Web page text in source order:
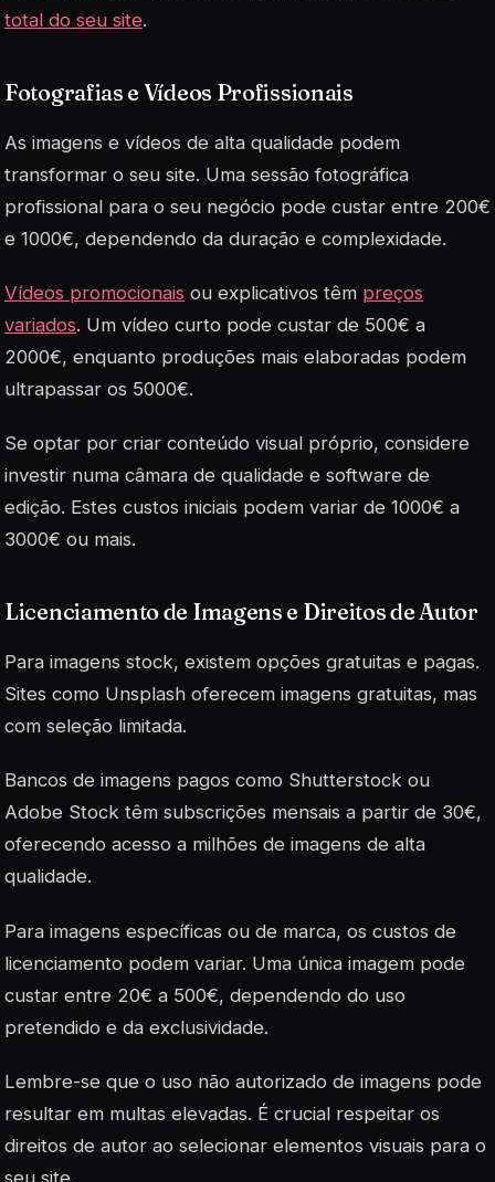
total do seu site.
Fotografias e Vídeos Profissionais
As imagens e vídeos de alta qualidade podem
transformar o seu site. Uma sessão fotográfica
profissional para o seu negócio pode custar entre 200€
e 1000€, dependendo da duração e complexidade.
Vídeos promocionais ou explicativos têm preços
variados. Um vídeo curto pode custar de 500€ a
2000€, enquanto produções mais elaboradas podem
ultrapassar os 5000€.
Se optar por criar conteúdo visual próprio, considere
investir numa câmara de qualidade e software de
edição. Estes custos iniciais podem variar de 1000€ a
3000€ ou mais.
Licenciamento de Imagens e Direitos de Autor
Para imagens stock, existem opções gratuitas e pagas.
Sites como Unsplash oferecem imagens gratuitas, mas
com seleção limitada.
Bancos de imagens pagos como Shutterstock ou
Adobe Stock têm subscrições mensais a partir de 30€,
oferecendo acesso a milhões de imagens de alta
qualidade.
Para imagens específicas ou de marca, os custos de
licenciamento podem variar. Uma única imagem pode
custar entre 20€ a 500€, dependendo do uso
pretendido e da exclusividade.
Lembre-se que o uso não autorizado de imagens pode
resultar em multas elevadas. É crucial respeitar os
direitos de autor ao selecionar elementos visuais para o
seu site.